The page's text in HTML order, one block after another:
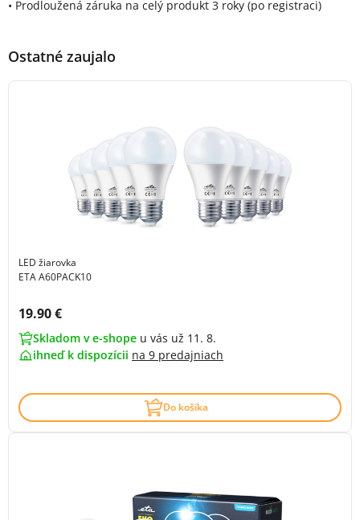
• Prodloužená záruka na celý produkt 3 roky (po registraci)
Ostatné zaujalo
LED žiarovka
ETA A60PACK10
Cena s DPH:
19.90 €
Skladom v e-shope u vás už 11. 8.
ihneď k dispozícii na 9 predajniach
Do košíka